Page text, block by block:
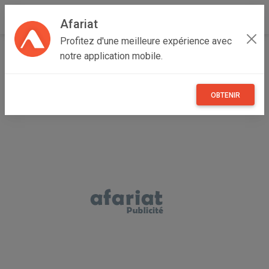
Afariat
Profitez d'une meilleure expérience avec
notre application mobile.
OBTENIR
Accueil Annonceur mahmoud